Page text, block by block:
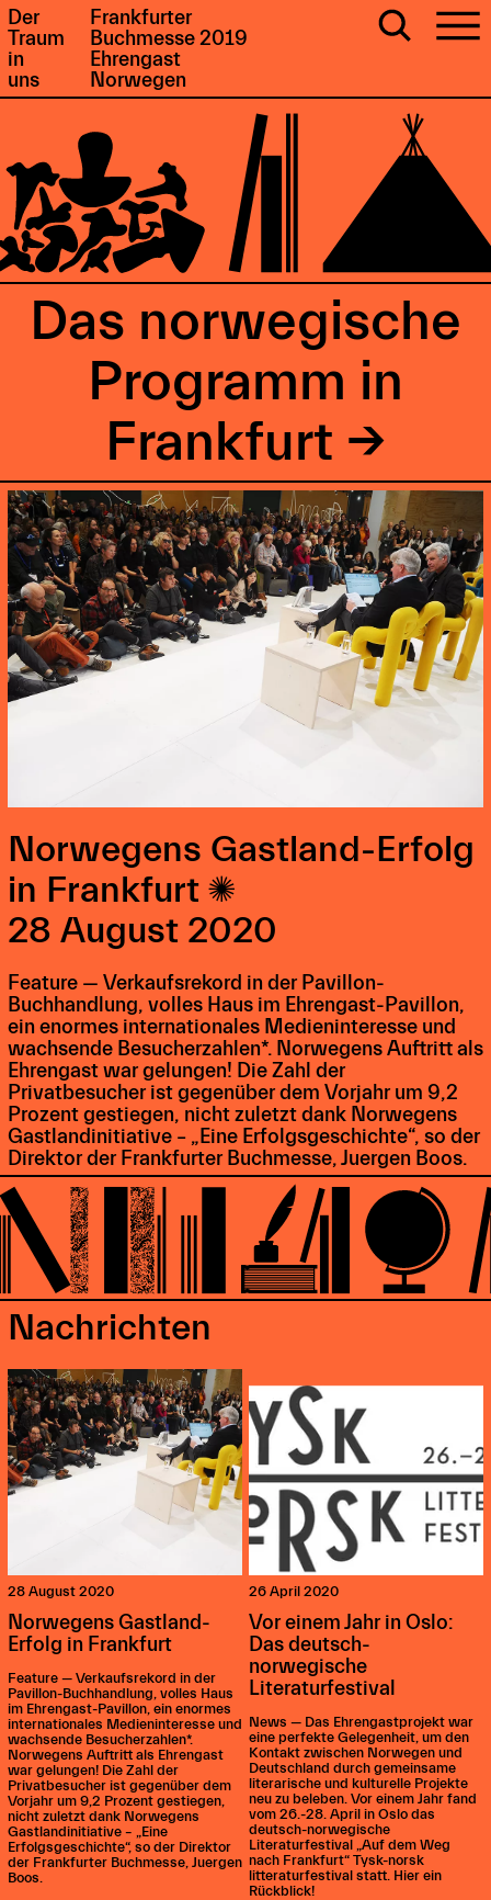
Der
Traum
in
uns
Frankfurter
Buchmesse 2019
Ehrengast
Norwegen
Das norwegische
Programm in
Frankfurt →
Norwegens Gastland-Erfolg
in Frankfurt
28 August 2020
Feature — Verkaufsrekord in der Pavillon-
Buchhandlung, volles Haus im Ehrengast-Pavillon,
ein enormes internationales Medieninteresse und
wachsende Besucherzahlen*. Norwegens Auftritt als
Ehrengast war gelungen! Die Zahl der
Privatbesucher ist gegenüber dem Vorjahr um 9,2
Prozent gestiegen, nicht zuletzt dank Norwegens
Gastlandinitiative – „Eine Erfolgsgeschichte“, so der
Direktor der Frankfurter Buchmesse, Juergen Boos.
Nachrichten
28 August 2020
Norwegens Gastland-
Erfolg in Frankfurt
Feature — Verkaufsrekord in der
Pavillon-Buchhandlung, volles Haus
im Ehrengast-Pavillon, ein enormes
internationales Medieninteresse und
wachsende Besucherzahlen*.
Norwegens Auftritt als Ehrengast
war gelungen! Die Zahl der
Privatbesucher ist gegenüber dem
Vorjahr um 9,2 Prozent gestiegen,
nicht zuletzt dank Norwegens
Gastlandinitiative – „Eine
Erfolgsgeschichte“, so der Direktor
der Frankfurter Buchmesse, Juergen
Boos.
26 April 2020
Vor einem Jahr in Oslo:
Das deutsch-
norwegische
Literaturfestival
News — Das Ehrengastprojekt war
eine perfekte Gelegenheit, um den
Kontakt zwischen Norwegen und
Deutschland durch gemeinsame
literarische und kulturelle Projekte
neu zu beleben. Vor einem Jahr fand
vom 26.-28. April in Oslo das
deutsch-norwegische
Literaturfestival „Auf dem Weg
nach Frankfurt“ Tysk-norsk
litteraturfestival statt. Hier ein
Rückblick!